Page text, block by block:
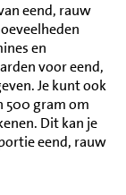
eend, rauw
en
voor eend,
Je kunt ook
500 gram om
Dit kan je
eend, rauw